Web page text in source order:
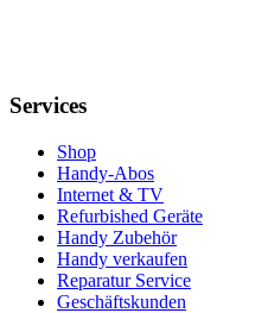
Services
Shop
Handy-Abos
Internet & TV
Refurbished Geräte
Handy Zubehör
Handy verkaufen
Reparatur Service
Geschäftskunden